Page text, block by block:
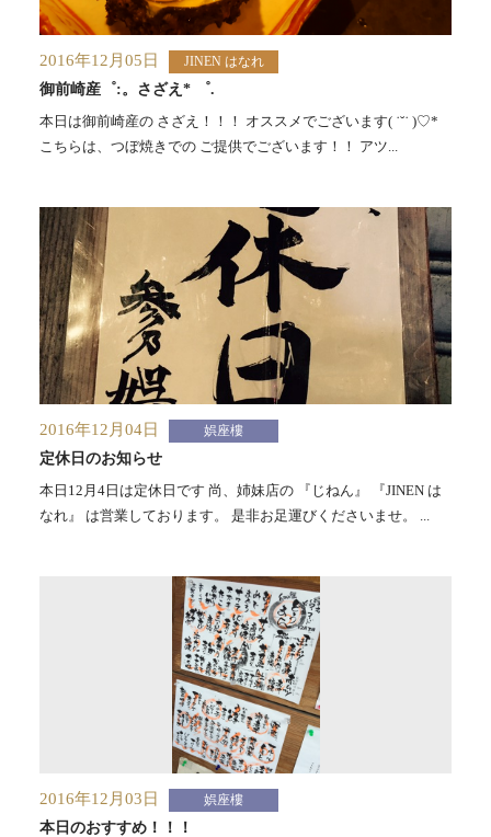
2016年12月05日 JINEN はなれ
御前崎産゜:。さざえ* ゜.
本日は御前崎産の さざえ！！！ オススメでございます( ˙˘˙ )♡*
こちらは、つぼ焼きでの ご提供でございます！！ アツ...
2016年12月04日 娯座樓
定休日のお知らせ
本日12月4日は定休日です 尚、姉妹店の 『じねん』 『JINEN は
なれ』 は営業しております。 是非お足運びくださいませ。 ...
2016年12月03日 娯座樓
本日のおすすめ！！！